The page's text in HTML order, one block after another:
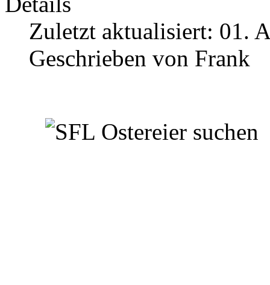
Zuletzt aktualisiert: 01.
Geschrieben von Frank